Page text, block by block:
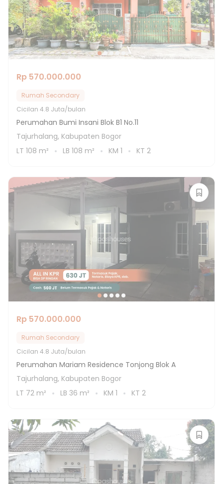
Rp 570.000.000
Rumah Secondary
Cicilan 4.8 Juta/bulan
Perumahan Bumi Insani Blok B1 No.11
Tajurhalang, Kabupaten Bogor
LT 108 m² LB 108 m² KM 1 KT 2
Rp 570.000.000
Rumah Secondary
Cicilan 4.8 Juta/bulan
Perumahan Mariam Residence Tonjong Blok A
Tajurhalang, Kabupaten Bogor
LT 72 m² LB 36 m² KM 1 KT 2